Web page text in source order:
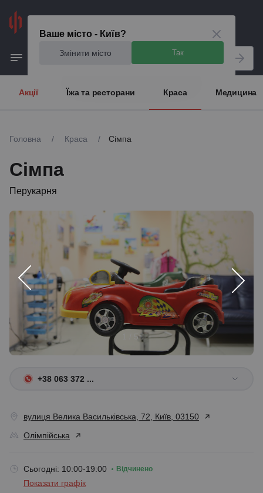
Ваше місто - Київ?
Змінити місто Так
Акції Їжа та ресторани Краса Медицина
Головна / Краса / Сімпа
Сімпа
Перукарня
1 / 5
+38 063 372 ...
вулиця Велика Васильківська, 72, Київ, 03150
Олімпійська
Сьогодні: 10:00-19:00 Відчинено
Показати графік